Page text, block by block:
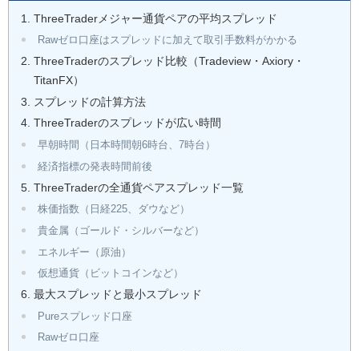
ThreeTraderメジャー通貨ペアの平均スプレッド
Rawゼロ口座はスプレッドに加えて取引手数料がかかる
ThreeTraderのスプレッド比較（Tradeview・Axiory・
TitanFX）
スプレッドの計算方法
ThreeTraderのスプレッドが広い時間
早朝時間（日本時間朝6時台、7時台）
経済指標の発表時間前後
ThreeTraderの全通貨ペアスプレッド一覧
株価指数（日経225、ダウなど）
貴金属（ゴールド・シルバーなど）
エネルギー（原油）
仮想通貨（ビットコインなど）
最大スプレッドと最小スプレッド
Pureスプレッド口座
Rawゼロ口座